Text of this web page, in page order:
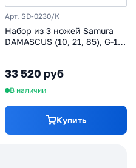
Арт. SD-0230/K
Набор из 3 ножей Samura
DAMASCUS (10, 21, 85), G-10,
33 520 руб
В наличии
Купить